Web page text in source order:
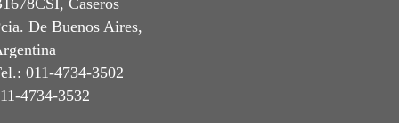
Caseros
De Buenos Aires,
011-4734-3502
4734-3532